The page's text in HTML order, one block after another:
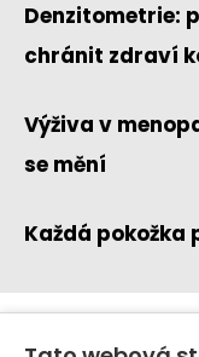
Denzitometrie:
chránit zdraví
Výživa v
se mění
Každá